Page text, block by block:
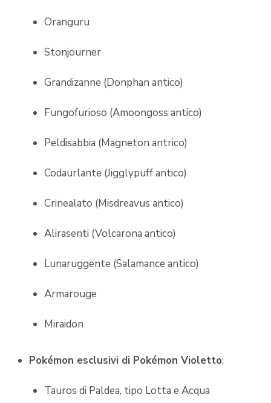
Oranguru
Stonjourner
Grandizanne (Donphan antico)
Fungofurioso (Amoongoss antico)
Peldisabbia (Magneton antrico)
Codaurlante (Jigglypuff antico)
Crinealato (Misdreavus antico)
Alirasenti (Volcarona antico)
Lunaruggente (Salamance antico)
Armarouge
Miraidon
Pokémon esclusivi di Pokémon Violetto:
Tauros di Paldea, tipo Lotta e Acqua